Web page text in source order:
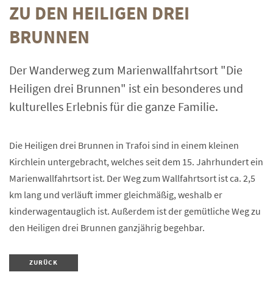
ZU DEN HEILIGEN DREI
BRUNNEN
Der Wanderweg zum Marienwallfahrtsort "Die
Heiligen drei Brunnen" ist ein besonderes und
kulturelles Erlebnis für die ganze Familie.
Die Heiligen drei Brunnen in Trafoi sind in einem kleinen
Kirchlein untergebracht, welches seit dem 15. Jahrhundert ein
Marienwallfahrtsort ist. Der Weg zum Wallfahrtsort ist ca. 2,5
km lang und verläuft immer gleichmäßig, weshalb er
kinderwagentauglich ist. Außerdem ist der gemütliche Weg zu
den Heiligen drei Brunnen ganzjährig begehbar.
ZURÜCK